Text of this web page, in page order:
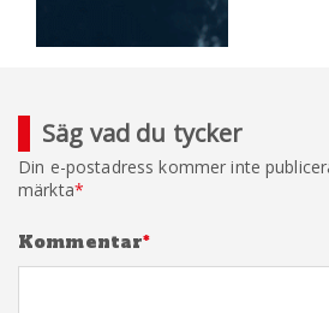
Säg vad du tycker
Din e-postadress kommer inte
märkta*
Kommentar*